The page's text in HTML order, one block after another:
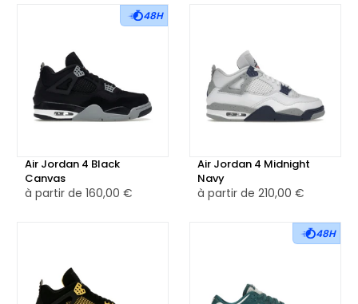
48H
Air Jordan 4 Black
Canvas
à partir de 160,00 €
Air Jordan 4 Midnight
Navy
à partir de 210,00 €
48H